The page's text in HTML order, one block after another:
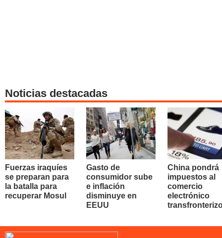
Noticias destacadas
Fuerzas iraquíes
se preparan para
la batalla para
recuperar Mosul
Gasto de
consumidor sube
e inflación
disminuye en
EEUU
China pondrá
impuestos al
comercio
electrónico